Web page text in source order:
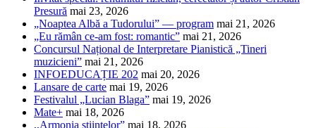
Presură mai 23, 2026
„Noaptea Albă a Tudorului” — program mai 21, 2026
„Eu rămân ce-am fost: romantic” mai 21, 2026
Concursul Național de Interpretare Pianistică „Tineri
muzicieni” mai 21, 2026
INFOEDUCAȚIE 202 mai 20, 2026
Lansare de carte mai 19, 2026
Festivalul „Lucian Blaga” mai 19, 2026
Mate+ mai 18, 2026
,,Armonia științelor” mai 18, 2026